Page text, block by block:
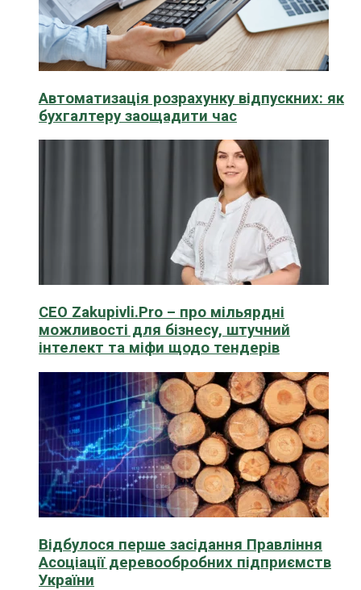
Автоматизація розрахунку відпускних: як
бухгалтеру заощадити час
CEO Zakupivli.Pro – про мільярдні
можливості для бізнесу, штучний
інтелект та міфи щодо тендерів
Відбулося перше засідання Правління
Асоціації деревообробних підприємств
України